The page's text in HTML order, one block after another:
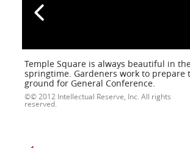
Temple Square is always beautiful in
springtime. Gardeners work to prepare
ground for General Conference.
© 2012 Intellectual Reserve, Inc. All rights
reserved.